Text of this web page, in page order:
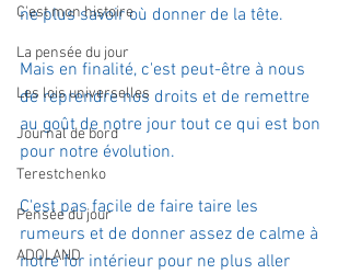
C'est mon histoire
La pensée du jour
Les lois universelles
Journal de bord
Terestchenko
Pensée du jour
ADOLAND
ne plus savoir où donner de la tête.
Mais en finalité, c'est peut-être à nous
de reprendre nos droits et de remettre
au goût de notre jour tout ce qui est bon
pour notre évolution.
C'est pas facile de faire taire les
rumeurs et de donner assez de calme à
notre for intérieur pour ne plus aller